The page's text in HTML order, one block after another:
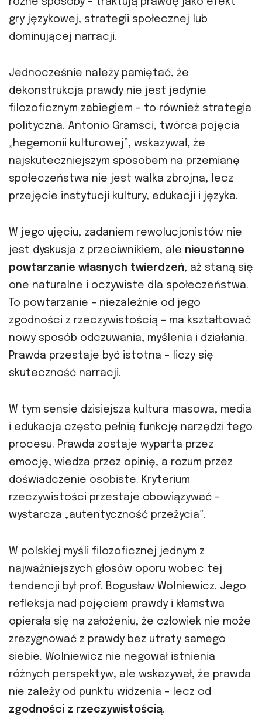
gry językowej, strategii społecznej lub
dominującej narracji.
Jednocześnie należy pamiętać, że
dekonstrukcja prawdy nie jest jedynie
filozoficznym zabiegiem – to również strategia
polityczna. Antonio Gramsci, twórca pojęcia
„hegemonii kulturowej”, wskazywał, że
najskuteczniejszym sposobem na przemianę
społeczeństwa nie jest walka zbrojna, lecz
przejęcie instytucji kultury, edukacji i języka.
W jego ujęciu, zadaniem rewolucjonistów nie
jest dyskusja z przeciwnikiem, ale nieustanne
powtarzanie własnych twierdzeń, aż staną się
one naturalne i oczywiste dla społeczeństwa.
To powtarzanie – niezależnie od jego
zgodności z rzeczywistością – ma kształtować
nowy sposób odczuwania, myślenia i działania.
Prawda przestaje być istotna – liczy się
skuteczność narracji.
W tym sensie dzisiejsza kultura masowa, media
i edukacja często pełnią funkcję narzędzi tego
procesu. Prawda zostaje wyparta przez
emocję, wiedza przez opinię, a rozum przez
doświadczenie osobiste. Kryterium
rzeczywistości przestaje obowiązywać –
wystarcza „autentyczność przeżycia”.
W polskiej myśli filozoficznej jednym z
najważniejszych głosów oporu wobec tej
tendencji był prof. Bogusław Wolniewicz. Jego
refleksja nad pojęciem prawdy i kłamstwa
opierała się na założeniu, że człowiek nie może
zrezygnować z prawdy bez utraty samego
siebie. Wolniewicz nie negował istnienia
różnych perspektyw, ale wskazywał, że prawda
nie zależy od punktu widzenia – lecz od
zgodności z rzeczywistością.